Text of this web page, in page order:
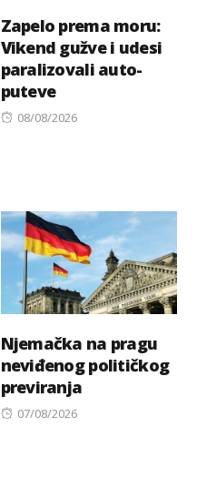
Zapelo prema moru:
Vikend gužve i udesi
paralizovali auto-
puteve
Posted
08/08/2026
Njemačka na pragu
neviđenog političkog
previranja
Posted
07/08/2026